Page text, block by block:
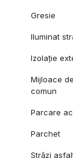
Gresie
Iluminat
Izolație
Mijloace
comun
Parcare
Parchet
Străzi